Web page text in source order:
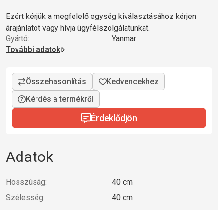
Ezért kérjük a megfelelő egység kiválasztásához kérjen
árajánlatot vagy hívja ügyfélszolgálatunkat.
Gyártó:
Yanmar
További adatok
Kérdés a termékről
Érdeklődjön
Adatok
Hosszúság:
40 cm
Szélesség:
40 cm